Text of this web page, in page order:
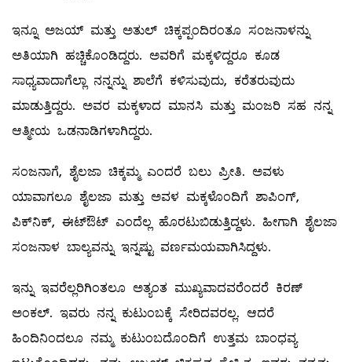
ಇನ್ನೂ ಅಜಯ್‌ ಮತ್ತು ಅತುಲ್ ಚಿಕ್ಕಪ್ಪಂದಿರಂತೂ ಸಂಜನಾಳನ್ನು
ಅತಿಯಾಗಿ ಹಚ್ಚಿಕೊಂಡಿದ್ದರು. ಅವರಿಗೆ ಮಕ್ಕಳಿದ್ದರೂ ಕೂಡ
ಸಾಧ್ಯವಾದಾಗೆಲ್ಲಾ ನನ್ನನ್ನು ಶಾಲೆಗೆ ಕಳಿಸುವುದು, ಕರೆತರುವುದು
ಮಾಡುತ್ತಿದ್ದರು. ಅವರ ಮಕ್ಕಳಾದ ಮಾನಸಿ ಮತ್ತು ಮಂಜರಿ ಸಹ ನನ್ನ
ಆತ್ಮೀಯ ಒಡನಾಡಿಗಳಾಗಿದ್ದರು.
ಸಂಜನಾಗೆ, ಶೈಲಜಾ ಚಿಕ್ಕಮ್ಮ ಎಂದರೆ ಬಲು ಪ್ರೀತಿ. ಅವಳು
ಯಾವಾಗಲೂ ಶೈಲಜಾ ಮತ್ತು ಅವಳ ಮಕ್ಕಳೊಂದಿಗೆ ಶಾಪಿಂಗ್‌,
ಪಿಕ್‌ನಿಕ್‌, ಈಟ್‌ಔಟ್‌ ಎಂದೆಲ್ಲ ಹೊರಟುಬಿಡುತ್ತಿದ್ದಳು. ಹೀಗಾಗಿ ಶೈಲಜಾ
ಸಂಜನಾಳ ಬಾಲ್ಯವನ್ನು ಇನ್ನಷ್ಟು ವರ್ಣಮಯವಾಗಿಸಿದ್ದಳು.
ಇನ್ನು ಇವರೆಲ್ಲರಿಗಿಂತಲೂ ಅತ್ಯಂತ ಮುಖ್ಯವಾದವರೆಂದರೆ ಕಿರಣ್‌
ಅಂಕಲ್. ಇವರು ನನ್ನ ಕುಟುಂಬಕ್ಕೆ ಸೇರಿದವರಲ್ಲ. ಆದರೆ
ಹಿಂದಿನಿಂದಲೂ ನಮ್ಮ ಕುಟುಂಬದೊಂದಿಗೆ ಉತ್ತಮ ಬಾಂಧವ್ಯ